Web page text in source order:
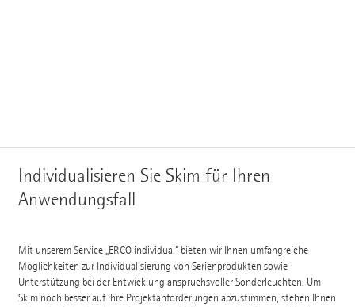
Individualisieren Sie Skim für Ihren
Anwendungsfall
Mit unserem Service „ERCO individual“ bieten wir Ihnen umfangreiche
Möglichkeiten zur Individualisierung von Serienprodukten sowie
Unterstützung bei der Entwicklung anspruchsvoller Sonderleuchten. Um
Skim noch besser auf Ihre Projektanforderungen abzustimmen, stehen Ihnen